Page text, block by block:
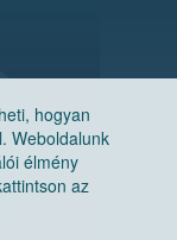
hogyan
Weboldalunk
élmény
az